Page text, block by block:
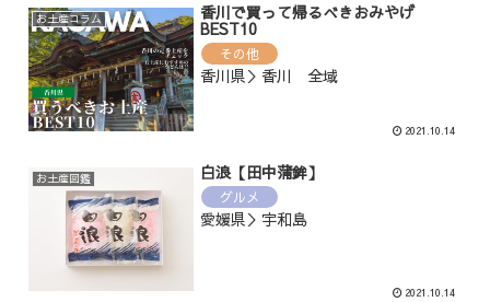
お土産コラム 香川で買って帰るべきおみやげ
BEST10
その他
香川県＞香川 全域
2021.10.14
お土産図鑑 白浪【田中蒲鉾】
グルメ
愛媛県＞宇和島
2021.10.14